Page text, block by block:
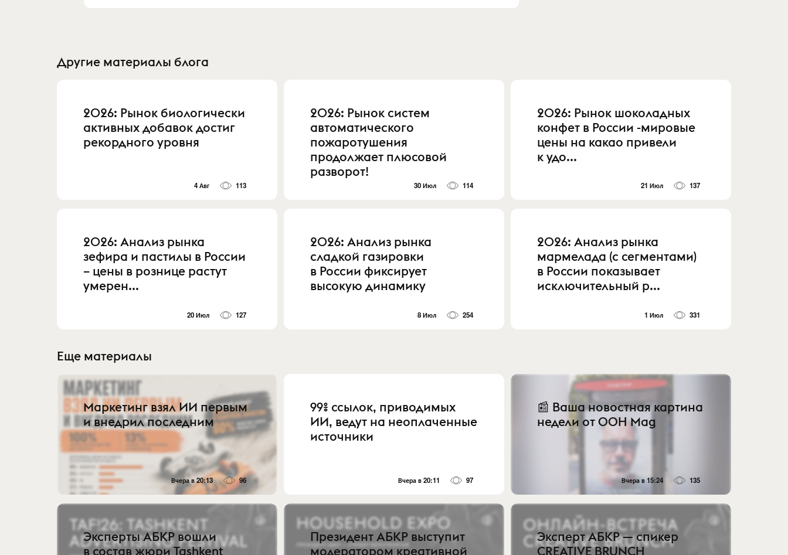
Другие материалы блога
2026: Рынок биологически
активных добавок достиг
рекордного уровня
4 Авг 113
2026: Рынок систем
автоматического
пожаротушения
продолжает плюсовой
разворот!
30 Июл 114
2026: Рынок шоколадных
конфет в России -мировые
цены на какао привели
к удо...
21 Июл 137
2026: Анализ рынка
зефира и пастилы в России
– цены в рознице растут
умерен...
20 Июл 127
2026: Анализ рынка
сладкой газировки
в России фиксирует
высокую динамику
8 Июл 254
2026: Анализ рынка
мармелада (с сегментами)
в России показывает
исключительный р...
1 Июл 331
Еще материалы
Маркетинг взял ИИ первым
и внедрил последним
Вчера в 20:13 96
99% ссылок, приводимых
ИИ, ведут на неоплаченные
источники
Вчера в 20:11 97
📰 Ваша новостная картина
недели от OOH Mag
Вчера в 15:24 135
Эксперты АБКР вошли
в состав жюри Tashkent
Президент АБКР выступит
модератором креативной
Эксперт АБКР — спикер
CREATIVE BRUNCH